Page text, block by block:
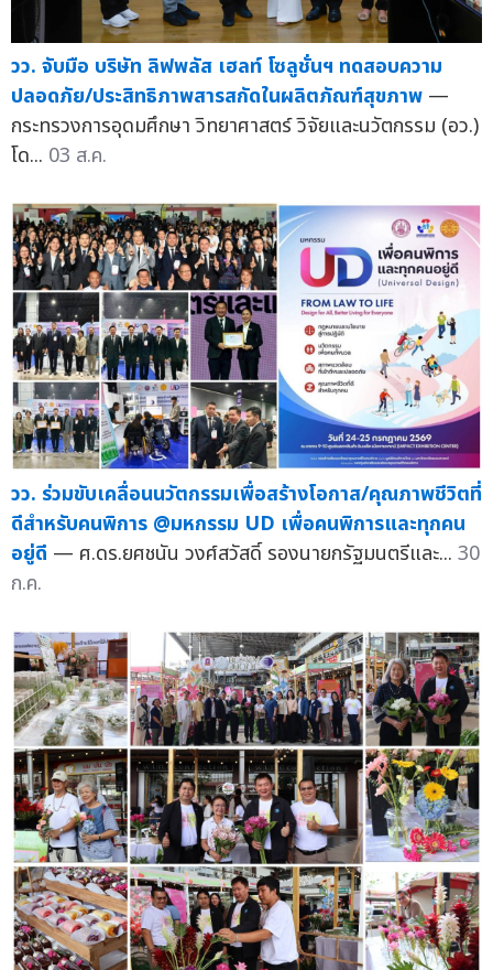
วว. จับมือ บริษัท ลิฟพลัส เฮลท์ โซลูชั่นฯ ทดสอบความ
ปลอดภัย/ประสิทธิภาพสารสกัดในผลิตภัณฑ์สุขภาพ —
กระทรวงการอุดมศึกษา วิทยาศาสตร์ วิจัยและนวัตกรรม (อว.)
โด... 03 ส.ค.
วว. ร่วมขับเคลื่อนนวัตกรรมเพื่อสร้างโอกาส/คุณภาพชีวิตที่
ดีสำหรับคนพิการ @มหกรรม UD เพื่อคนพิการและทุกคน
อยู่ดี — ศ.ดร.ยศชนัน วงศ์สวัสดิ์ รองนายกรัฐมนตรีและ... 30
ก.ค.